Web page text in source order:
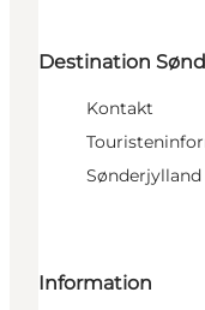
Destination
Kontakt
Information